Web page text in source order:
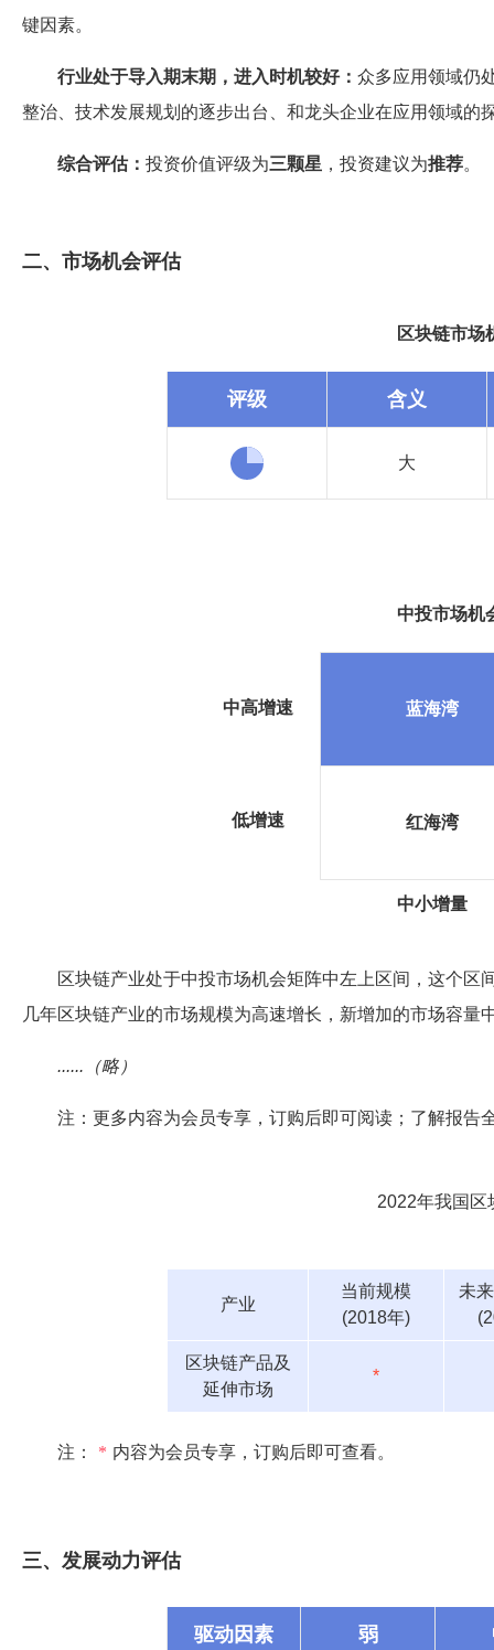
键因素。
行业处于导入期末期，进入时机较好： 众多应用领域仍
整治、技术发展规划的逐步出台、和龙头企业在应用领域
综合评估： 投资价值评级为三颗星 ，投资建议为推荐。
二、市场机会评估
区块链市场
评级 含义
大
中投市场机
中高增速
低增速
蓝海湾
红海湾
中小增量
区块链产业处于中投市场机会矩阵中左上区间，这个区
几年区块链产业的市场规模为高速增长，新增加的市场容量
......（略）
注：更多内容为会员专享，订购后即可阅读；了解报告
2022年我国区
产业
当前规模
(2018年)
未
区块链产品及
延伸市场
*
注： * 内容为会员专享，订购后即可查看。
三、发展动力评估
驱动因素 弱